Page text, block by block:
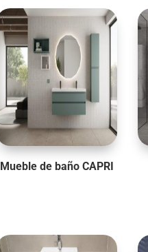
Mueble de baño CAPRI